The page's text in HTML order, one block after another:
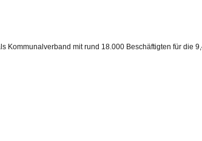
Kommunalverband mit rund 18.000 Beschäftigten für die